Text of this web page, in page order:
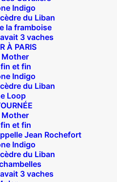
Indigo
du Liban
la framboise
3 vaches
À PARIS
Mother
et fin
Indigo
du Liban
Loop
Mother
et fin
Jean Rochefort
Indigo
du Liban
3 vaches
nous !
Parisiens